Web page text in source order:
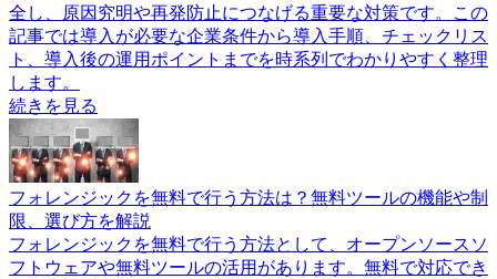
全し、原因究明や再発防止につなげる重要な対策です。この
記事では導入が必要な企業条件から導入手順、チェックリス
ト、導入後の運用ポイントまでを時系列でわかりやすく整理
します。
続きを見る
フォレンジックを無料で行う方法は？無料ツールの機能や制
限、選び方を解説
フォレンジックを無料で行う方法として、オープンソースソ
フトウェアや無料ツールの活用があります。無料で対応でき